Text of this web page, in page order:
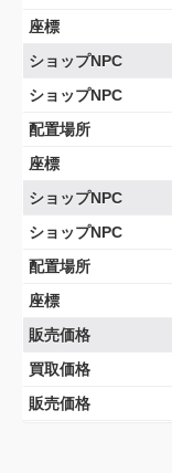
座標
ショップNPC
ショップNPC
配置場所
座標
ショップNPC
ショップNPC
配置場所
座標
販売価格
買取価格
販売価格